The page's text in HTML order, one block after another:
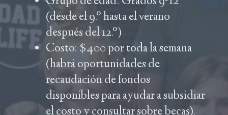
(desde el 9.º hasta el verano
después del 12.º)
Costo: $400 por toda la semana
(habrá oportunidades de
recaudación de fondos
disponibles para ayudar a subsidiar